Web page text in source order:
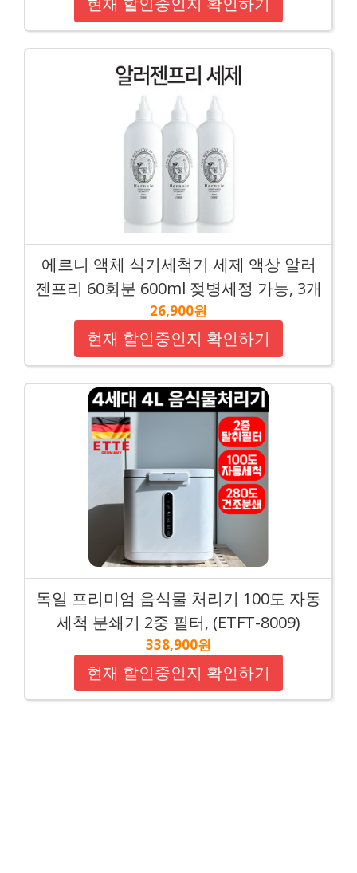
에르니 액체 식기세척기 세제 액상 알러
젠프리 60회분 600ml 젖병세정 가능, 3개
26,900원
현재 할인중인지 확인하기
독일 프리미엄 음식물 처리기 100도 자동
세척 분쇄기 2중 필터, (ETFT-8009)
338,900원
현재 할인중인지 확인하기